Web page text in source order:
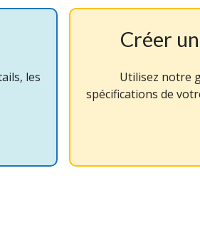
les
Créer
Utilisez notre
spécifications de